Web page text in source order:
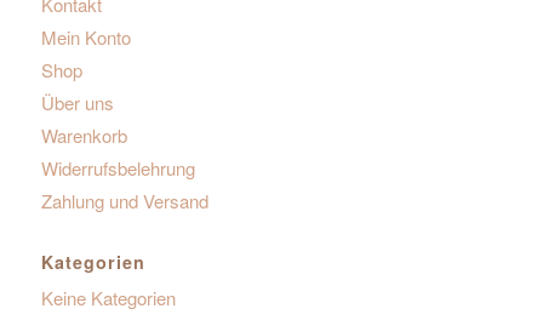
Mein Konto
Shop
Über uns
Warenkorb
Widerrufsbelehrung
Zahlung und Versand
Kategorien
Keine Kategorien